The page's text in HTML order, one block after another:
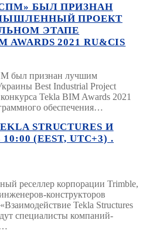
БЫЛ ПРИЗНАН
ПРОЕКТ
ЭТАПЕ
2021 RU&CIS
был признан лучшим
Best Industrial Project
Tekla BIM Awards 2021
обеспечения…
STRUCTURES И
(EEST, UTC+3) .
реселлер корпорации Trimble,
конструкторов
Tekla Structures
специалисты компаний-